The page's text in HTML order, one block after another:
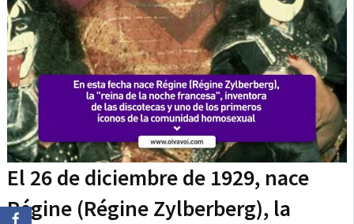
El 26 de diciembre de 1929, nace
Régine (Régine Zylberberg), la